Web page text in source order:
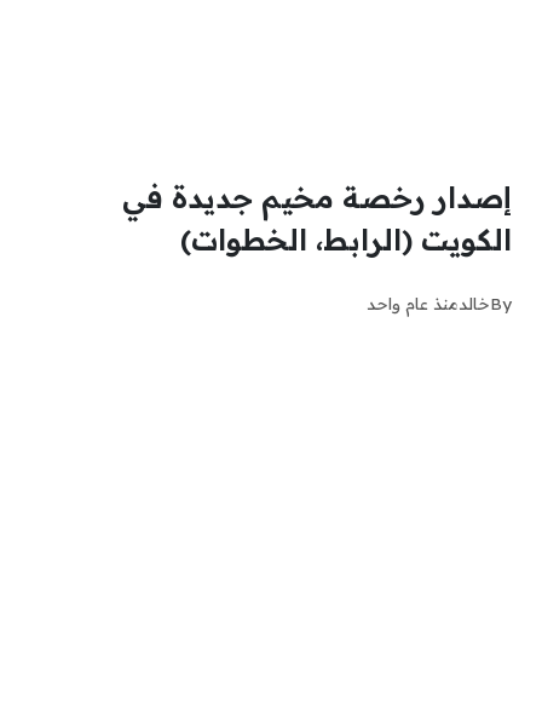
إصدار رخصة مخيم جديدة في
الكويت (الرابط، الخطوات)
Byخالدمنذ عام واحد